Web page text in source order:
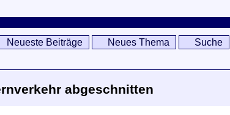
Neueste Beiträge Neues Thema Suche
abgeschnitten